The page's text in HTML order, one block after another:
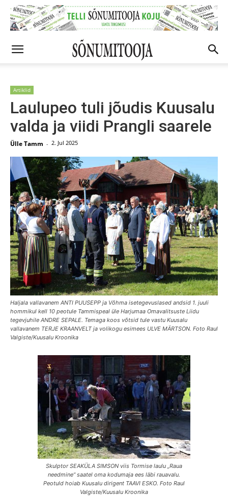
Artiklid
Laulupeo tuli jõudis Kuusalu
valda ja viidi Prangli saarele
Ülle Tamm - 2. Jul 2025
Haljala vallavanem ANTI PUUSEPP ja Võhma isetegevuslased andsid 1. juuli
hommikul kell 10 peotule Tammispeal üle Harjumaa Omavalitsuste Liidu
tegevjuhile ANDRE SEPALE. Temaga koos võtsid tule vastu Kuusalu
vallavanem TERJE KRAANVELT ja volikogu esimees ULVE MÄRTSON. Foto Raul
Valgiste/Kuusalu Kroonika
Skulptor SEAKÜLA SIMSON viis Tormise laulu „Raua
needmine“ saatel oma kodumaja ees läbi rauavalu.
Peotuld hoiab Kuusalu dirigent TAAVI ESKO. Foto Raul
Valgiste/Kuusalu Kroonika